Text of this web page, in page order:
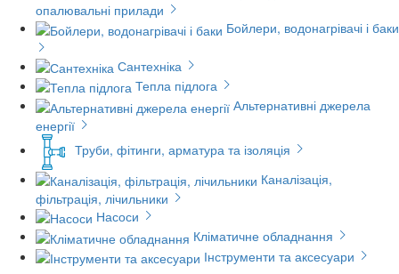
опалювальні прилади
Бойлери, водонагрівачі і баки
Сантехніка
Тепла підлога
Альтернативні джерела
енергії
Труби, фітинги, арматура та ізоляція
Каналізація,
фільтрація, лічильники
Насоси
Кліматичне обладнання
Інструменти та аксесуари